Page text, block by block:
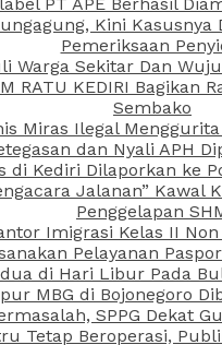
Kini Kasusnya
Pemeriksaan
Warga Sekitar Dan
RATU KEDIRI Bagikan
Sembako
Miras Ilegal
dan Nyali APH
di Kediri Dilaporkan ke
Jalanan” Kawal
Penggelapan
Imigrasi Kelas II
Pelayanan
di Hari Libur Pada
MBG di Bojonegoro
SPPG Dekat
Tetap Beroperasi,